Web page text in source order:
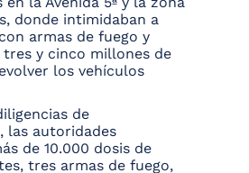
donde intimidaban a
armas de fuego y
tres y cinco millones de
los vehículos
de
las autoridades
de 10.000 dosis de
tres armas de fuego,